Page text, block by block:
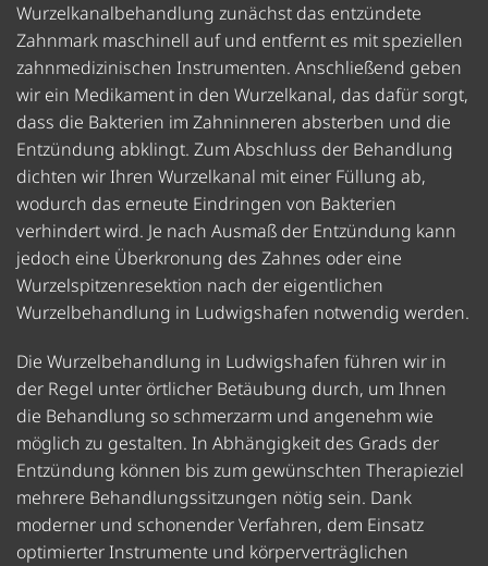
Wurzelkanalbehandlung zunächst das entzündete
Zahnmark maschinell auf und entfernt es mit speziellen
zahnmedizinischen Instrumenten. Anschließend geben
wir ein Medikament in den Wurzelkanal, das dafür sorgt,
dass die Bakterien im Zahninneren absterben und die
Entzündung abklingt. Zum Abschluss der Behandlung
dichten wir Ihren Wurzelkanal mit einer Füllung ab,
wodurch das erneute Eindringen von Bakterien
verhindert wird. Je nach Ausmaß der Entzündung kann
jedoch eine Überkronung des Zahnes oder eine
Wurzelspitzenresektion nach der eigentlichen
Wurzelbehandlung in Ludwigshafen notwendig werden.
Die Wurzelbehandlung in Ludwigshafen führen wir in
der Regel unter örtlicher Betäubung durch, um Ihnen
die Behandlung so schmerzarm und angenehm wie
möglich zu gestalten. In Abhängigkeit des Grads der
Entzündung können bis zum gewünschten Therapieziel
mehrere Behandlungssitzungen nötig sein. Dank
moderner und schonender Verfahren, dem Einsatz
optimierter Instrumente und körperverträglichen